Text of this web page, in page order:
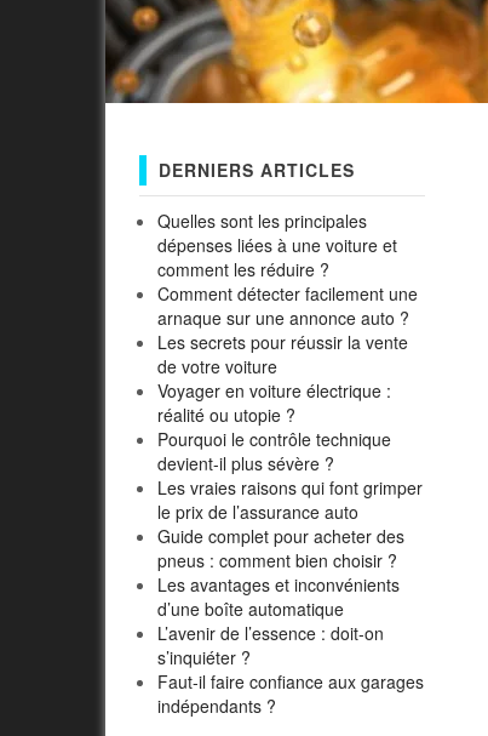
DERNIERS ARTICLES
Quelles sont les principales
dépenses liées à une voiture et
comment les réduire ?
Comment détecter facilement une
arnaque sur une annonce auto ?
Les secrets pour réussir la vente
de votre voiture
Voyager en voiture électrique :
réalité ou utopie ?
Pourquoi le contrôle technique
devient-il plus sévère ?
Les vraies raisons qui font grimper
le prix de l’assurance auto
Guide complet pour acheter des
pneus : comment bien choisir ?
Les avantages et inconvénients
d’une boîte automatique
L’avenir de l’essence : doit-on
s’inquiéter ?
Faut-il faire confiance aux garages
indépendants ?